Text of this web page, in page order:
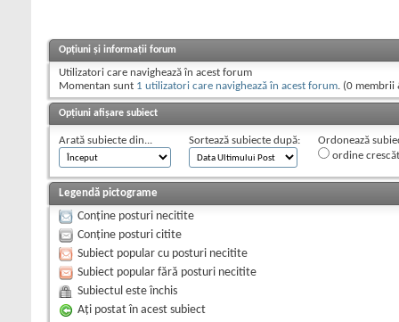
Opțiuni și informații forum
Utilizatori care navighează în acest forum
Momentan sunt 1 utilizatori care navighează în acest forum. (0 membrii
Opțiuni afișare subiect
Arată subiecte din... Sortează subiecte după:
Ordonează
ordine
Legendă pictograme
Conține posturi necitite
Conține posturi citite
Subiect popular cu posturi necitite
Subiect popular fără posturi necitite
Subiectul este închis
Aţi postat în acest subiect